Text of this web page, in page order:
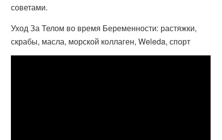
советами.
Уход За Телом во время Беременности: растяжки,
скрабы, масла, морской коллаген, Weleda, спорт